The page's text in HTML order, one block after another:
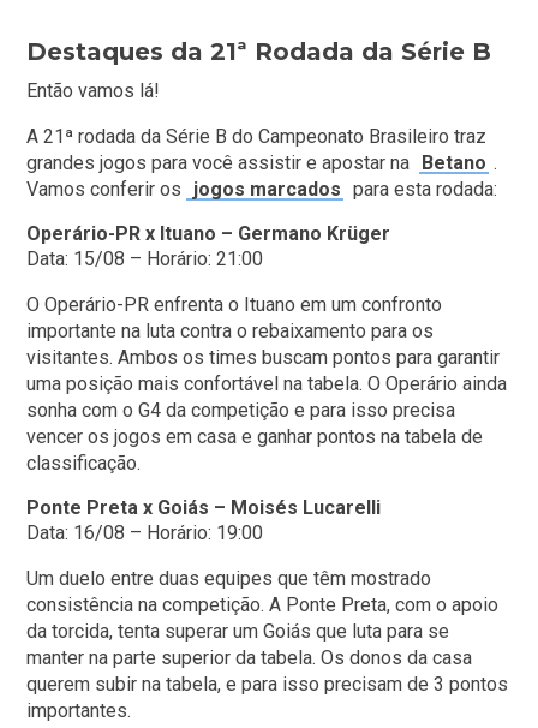
Destaques da 21ª Rodada da Série B
Então vamos lá!
A 21ª rodada da Série B do Campeonato Brasileiro traz
grandes jogos para você assistir e apostar na
Betano .
Vamos conferir os
jogos marcados para esta rodada:
Operário-PR x Ituano – Germano Krüger
Data: 15/08 – Horário: 21:00
O Operário-PR enfrenta o Ituano em um confronto
importante na luta contra o rebaixamento para os
visitantes. Ambos os times buscam pontos para garantir
uma posição mais confortável na tabela. O Operário ainda
sonha com o G4 da competição e para isso precisa
vencer os jogos em casa e ganhar pontos na tabela de
classificação.
Ponte Preta x Goiás – Moisés Lucarelli
Data: 16/08 – Horário: 19:00
Um duelo entre duas equipes que têm mostrado
consistência na competição. A Ponte Preta, com o apoio
da torcida, tenta superar um Goiás que luta para se
manter na parte superior da tabela. Os donos da casa
querem subir na tabela, e para isso precisam de 3 pontos
importantes.